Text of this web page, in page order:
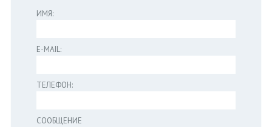
ИМЯ:
E-MAIL:
ТЕЛЕФОН:
СООБЩЕНИЕ